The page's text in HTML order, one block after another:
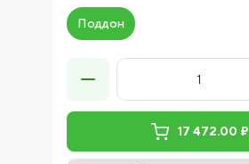
Поддон
17 472.00 ₽